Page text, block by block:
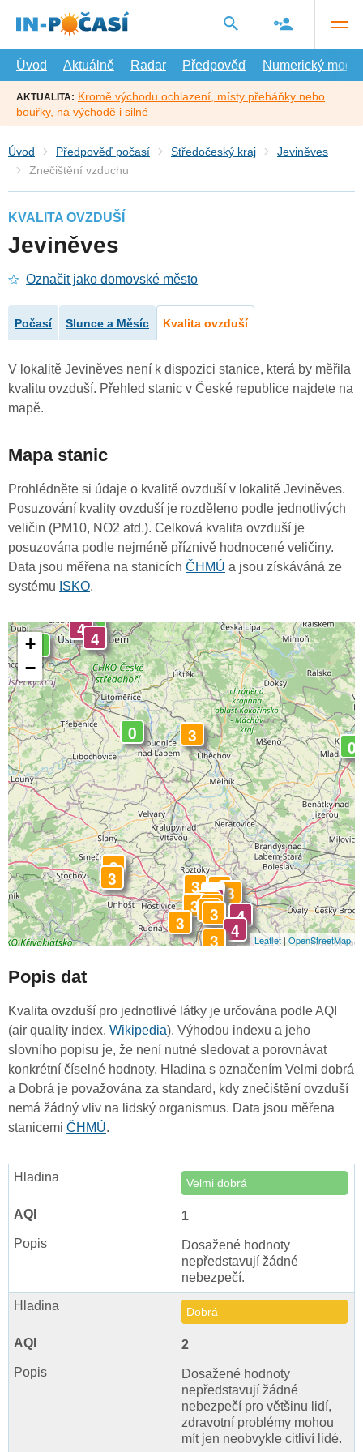
hlavní
Úvod
Aktuálně Radar Předpověď Numerický model
AKTUALITA: Kromě východu ochlazení, místy přeháňky nebo
bouřky, na východě i silné
Úvod Předpověď počasí Středočeský kraj
Jeviněves
Znečištění vzduchu
KVALITA OVZDUŠÍ
Jeviněves
Označit jako domovské město
Počasí Slunce a Měsíc Kvalita ovzduší
V lokalitě Jeviněves není k dispozici stanice, která by měřila
kvalitu ovzduší. Přehled stanic v České republice najdete na
mapě.
Mapa stanic
Prohlédněte si údaje o kvalitě ovzduší v lokalitě Jeviněves.
Posuzování kvality ovzduší je rozděleno podle jednotlivých
veličin (PM10, NO2 atd.). Celková kvalita ovzduší je
posuzována podle nejméně příznivě hodnocené veličiny.
Data jsou měřena na stanicích ČHMÚ a jsou získáváná ze
systému ISKO.
4 4
0
0
3
3
3
4
-
3
3
3
3 4
3
33 4
3
0
3
3
0
+
−
Leaflet | OpenStreetMap
Popis dat
Kvalita ovzduší pro jednotlivé látky je určována podle AQI
(air quality index, Wikipedia). Výhodou indexu a jeho
slovního popisu je, že není nutné sledovat a porovnávat
konkrétní číselné hodnoty. Hladina s označením Velmi dobrá
a Dobrá je považována za standard, kdy znečištění ovzduší
nemá žádný vliv na lidský organismus. Data jsou měřena
stanicemi ČHMÚ.
Velmi dobrá
1
Dosažené hodnoty
nepředstavují žádné
nebezpečí.
Dobrá
2
Dosažené hodnoty
nepředstavují žádné
nebezpečí pro většinu lidí,
zdravotní problémy mohou
mít jen neobvykle citliví lidé.